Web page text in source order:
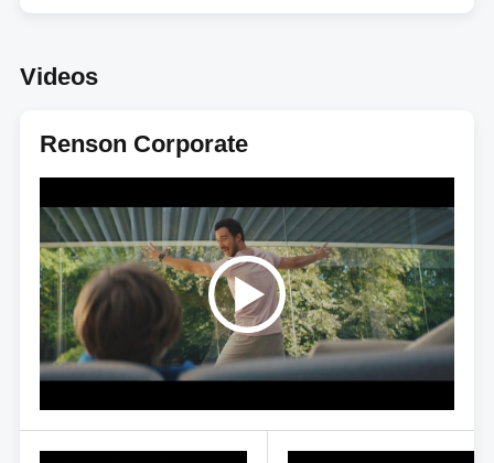
Videos
Renson Corporate